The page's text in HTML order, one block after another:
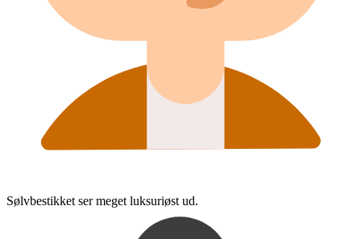
Sølvbestikket ser meget luksuriøst ud.